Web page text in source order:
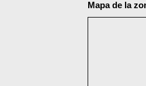
Mapa de la